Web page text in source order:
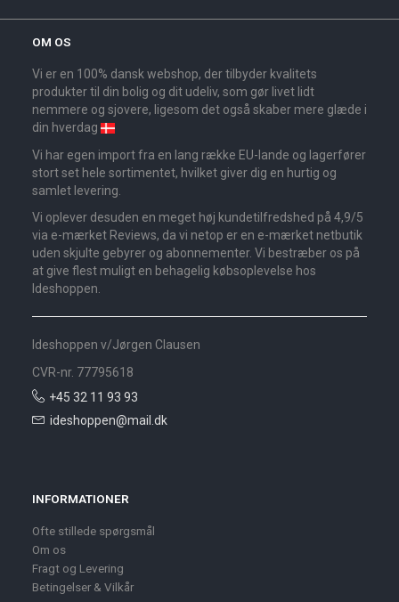
OM OS
Vi er en 100% dansk webshop, der tilbyder kvalitets
produkter til din bolig og dit udeliv, som gør livet lidt
nemmere og sjovere, ligesom det også skaber mere glæde i
din hverdag
Vi har egen import fra en lang række EU-lande og lagerfører
stort set hele sortimentet, hvilket giver dig en hurtig og
samlet levering.
Vi oplever desuden en meget høj kundetilfredshed på 4,9/5
via e-mærket Reviews, da vi netop er en e-mærket netbutik
uden skjulte gebyrer og abonnementer. Vi bestræber os på
at give flest muligt en behagelig købsoplevelse hos
Ideshoppen.
Ideshoppen v/Jørgen Clausen
CVR-nr. 77795618
+45 32 11 93 93
ideshoppen@mail.dk
INFORMATIONER
Ofte stillede spørgsmål
Om os
Fragt og Levering
Betingelser & Vilkår